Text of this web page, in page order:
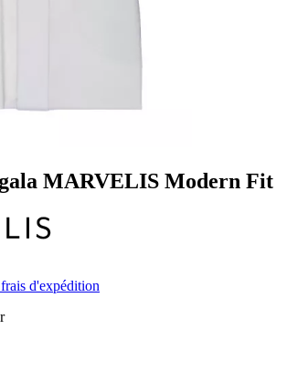
gala MARVELIS Modern Fit
d'expédition